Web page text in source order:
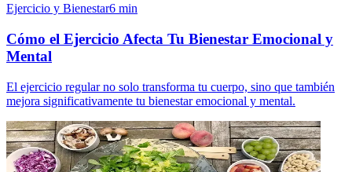
Ejercicio y Bienestar6 min
Cómo el Ejercicio Afecta Tu Bienestar Emocional y
Mental
El ejercicio regular no solo transforma tu cuerpo, sino que también
mejora significativamente tu bienestar emocional y mental.